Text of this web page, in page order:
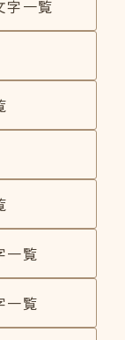
字一覧
一覧
一覧